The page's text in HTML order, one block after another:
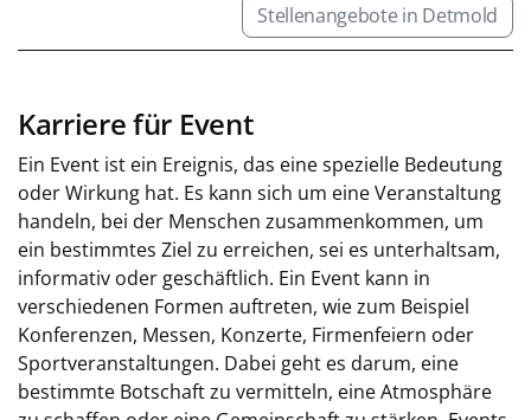
Stellenangebote in Detmold
Karriere für Event
Ein Event ist ein Ereignis, das eine spezielle Bedeutung
oder Wirkung hat. Es kann sich um eine Veranstaltung
handeln, bei der Menschen zusammenkommen, um
ein bestimmtes Ziel zu erreichen, sei es unterhaltsam,
informativ oder geschäftlich. Ein Event kann in
verschiedenen Formen auftreten, wie zum Beispiel
Konferenzen, Messen, Konzerte, Firmenfeiern oder
Sportveranstaltungen. Dabei geht es darum, eine
bestimmte Botschaft zu vermitteln, eine Atmosphäre